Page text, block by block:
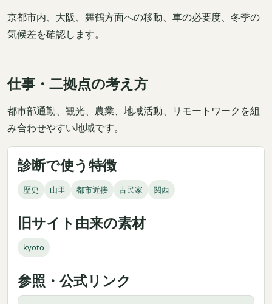
京都市内、大阪、舞鶴方面への移動、車の必要度、冬季の
気候差を確認します。
仕事・二拠点の考え方
都市部通勤、観光、農業、地域活動、リモートワークを組
み合わせやすい地域です。
診断で使う特徴
歴史 山里 都市近接 古民家 関西
旧サイト由来の素材
kyoto
参照・公式リンク